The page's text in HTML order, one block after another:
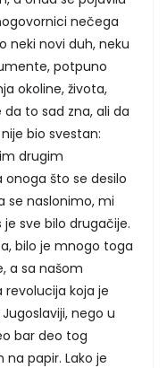
nečega
neki novi duh, neku
potpuno
okoline, života,
da to sad zna, ali da
bio svestan:
drugim
što se desilo
se naslonimo, mi
sve bilo drugačije.
bilo je mnogo toga
a sa našom
koja je
nego u
bar deo tog
papir. Lako je